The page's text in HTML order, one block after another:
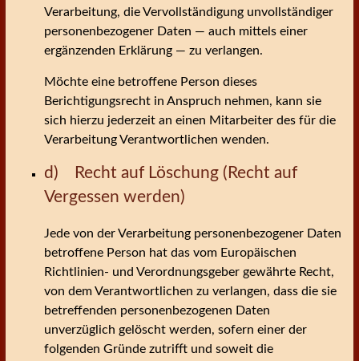
Verarbeitung, die Vervollständigung unvollständiger
personenbezogener Daten — auch mittels einer
ergänzenden Erklärung — zu verlangen.
Möchte eine betroffene Person dieses
Berichtigungsrecht in Anspruch nehmen, kann sie
sich hierzu jederzeit an einen Mitarbeiter des für die
Verarbeitung Verantwortlichen wenden.
d) Recht auf Löschung (Recht auf
Vergessen werden)
Jede von der Verarbeitung personenbezogener Daten
betroffene Person hat das vom Europäischen
Richtlinien- und Verordnungsgeber gewährte Recht,
von dem Verantwortlichen zu verlangen, dass die sie
betreffenden personenbezogenen Daten
unverzüglich gelöscht werden, sofern einer der
folgenden Gründe zutrifft und soweit die